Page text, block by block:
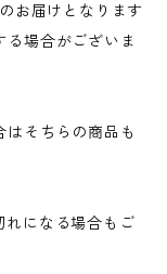
お届けとなります
る場合がございま
はそちらの商品も
になる場合もご